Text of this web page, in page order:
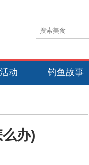
动 钓鱼故事
办)